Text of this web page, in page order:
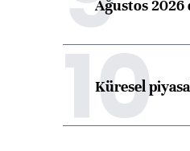
Ağustos
10
Küresel